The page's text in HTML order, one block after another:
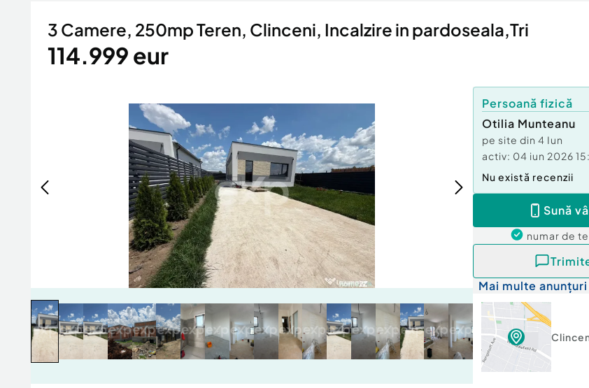
3 Camere, 250mp Teren, Clinceni, Incalzire in pardoseala,Tri
114.999 eur
Persoană fizică
Otilia Munteanu
pe site din 4 Iun
activ: 04 iun 2026
Nu există recenzii
Sună
numar de
Mai multe